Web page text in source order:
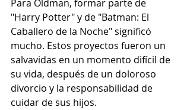
Para Oldman, formar parte de
"Harry Potter" y de "Batman: El
Caballero de la Noche" significó
mucho. Estos proyectos fueron un
salvavidas en un momento difícil de
su vida, después de un doloroso
divorcio y la responsabilidad de
cuidar de sus hijos.